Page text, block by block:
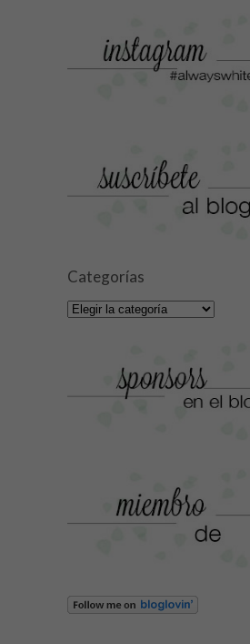
Categorías
Categorías